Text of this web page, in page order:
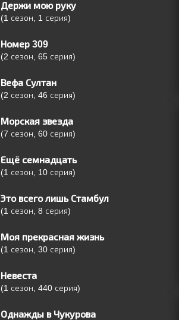
Держи мою руку
(1 сезон, 1 серия)
Номер 309
(2 сезон, 65 серия)
Вефа Султан
(2 сезон, 46 серия)
Морская звезда
(7 сезон, 60 серия)
Ещё семнадцать
(1 сезон, 10 серия)
Это всего лишь Стамбул
(1 сезон, 8 серия)
Моя прекрасная жизнь
(1 сезон, 30 серия)
Невеста
(1 сезон, 440 серия)
Однажды в Чукурова